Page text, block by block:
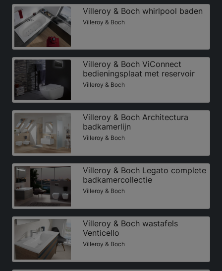
Villeroy & Boch whirlpool baden
Villeroy & Boch
Villeroy & Boch ViConnect
bedieningsplaat met reservoir
Villeroy & Boch
Villeroy & Boch Architectura
badkamerlijn
Villeroy & Boch
Villeroy & Boch Legato complete
badkamercollectie
Villeroy & Boch
Villeroy & Boch wastafels
Venticello
Villeroy & Boch